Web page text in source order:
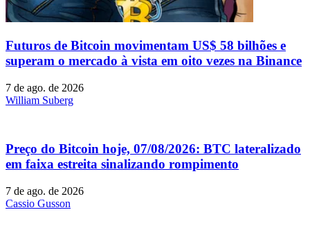
Futuros de Bitcoin movimentam US$ 58 bilhões e
superam o mercado à vista em oito vezes na Binance
7 de ago. de 2026
William Suberg
Preço do Bitcoin hoje, 07/08/2026: BTC lateralizado
em faixa estreita sinalizando rompimento
7 de ago. de 2026
Cassio Gusson